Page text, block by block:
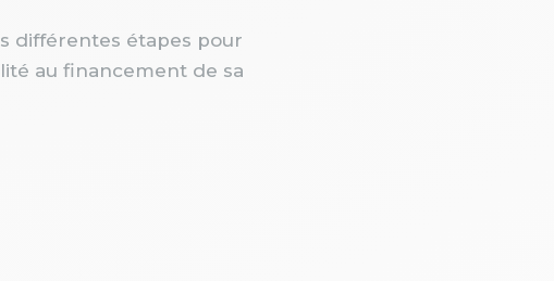
différentes étapes pour
au financement de sa